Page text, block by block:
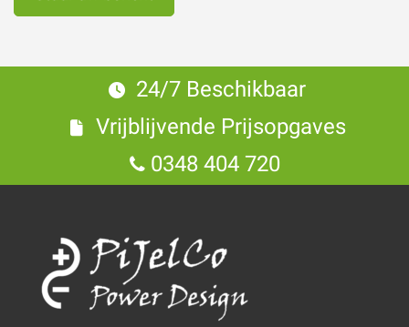
24/7 Beschikbaar
Vrijblijvende Prijsopgaves
0348 404 720